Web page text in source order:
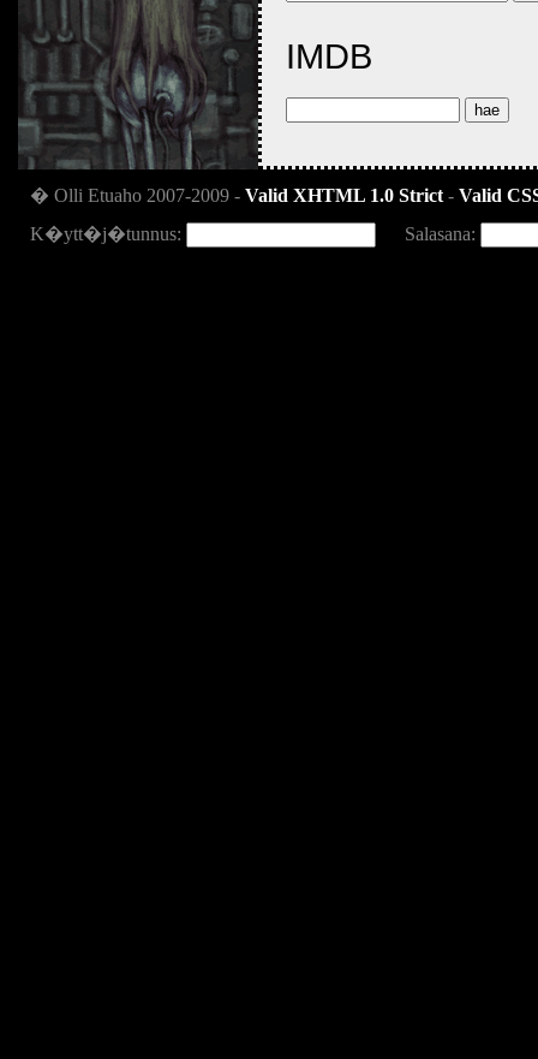
IMDB
� Olli Etuaho 2007-2009 - Valid XHTML 1.0 Strict - Valid
K�ytt�j�tunnus:
Salasana: